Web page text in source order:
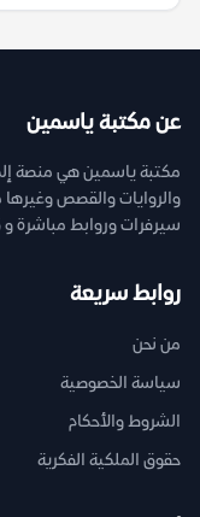
عن مكتبة ياسمين
مكتبة ياسمين هي منصة
سيرفرات وروابط مباشرة و
روابط سريعة
من نحن
سياسة الخصوصية
الشروط والأحكام
حقوق الملكية الفكرية